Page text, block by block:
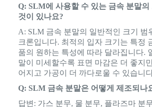
Q: SLM에 사용할 수 있는 금속 분말의
것이 있나요?
A: SLM 금속 분말의 일반적인 크기 범
크론입니다. 최적의 입자 크기는 특정
품의 원하는 특성에 따라 달라집니다.
말이 미세할수록 표면 마감은 더 좋지
어지고 가공이 더 까다로울 수 있습니
Q: SLM 금속 분말은 어떻게 제조되나
답변: 가스 분무, 물 분무, 플라즈마 분